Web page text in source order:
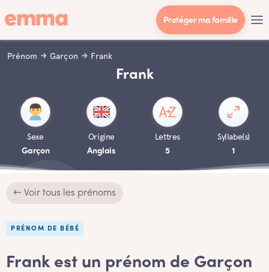
Protéger ma famille
Prénom Garçon Frank
Frank
Sexe
Garçon
Origine
Anglais
Lettres
5
Syllabe(s)
1
← Voir tous les prénoms
PRÉNOM DE BÉBÉ
Frank est un prénom de Garçon